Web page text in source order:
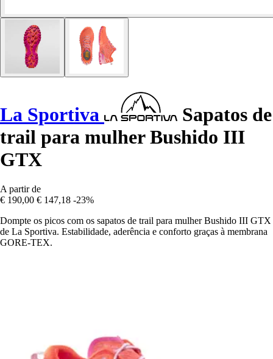
La Sportiva
Sapatos de
trail para mulher Bushido III
GTX
A partir de
€ 190,00 € 147,18 -23%
Dompte os picos com os sapatos de trail para mulher Bushido III GTX
de La Sportiva. Estabilidade, aderência e conforto graças à membrana
GORE-TEX.